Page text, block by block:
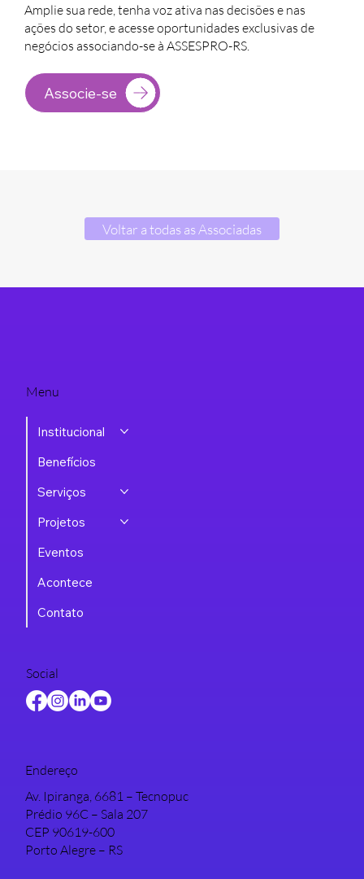
Voltar a todas as Associadas
Amplie sua rede, tenha voz ativa nas decisões e nas
ações do setor, e acesse oportunidades exclusivas de
negócios associando-se à ASSESPRO-RS.
Associe-se
Menu
Institucional
Benefícios
Serviços
Projetos
Eventos
Acontece
Contato
Social
Endereço
Av. Ipiranga, 6681 – Tecnopuc
Prédio 96C – Sala 207
CEP 90619-600
Porto Alegre – RS